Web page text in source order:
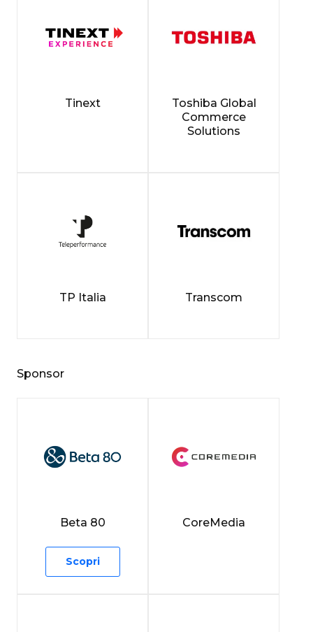
Tinext
Toshiba Global
Commerce
Solutions
TP Italia Transcom
Sponsor
Beta 80
Scopri
CoreMedia